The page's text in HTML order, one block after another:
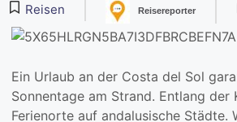
Reisen Reisereporter
Ein Urlaub an der Costa del Sol
Sonnentage am Strand. Entlang der
Ferienorte auf andalusische Städte.